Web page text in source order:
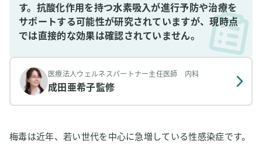
す。抗酸化作用を持つ水素吸入が進行予防や治療を
サポートする可能性が研究されていますが、現時点
では直接的な効果は確認されていません。
医療法人ウェルネスパートナー主任医師 内科
成田亜希子監修
梅毒は近年、若い世代を中心に急増している性感染症です。